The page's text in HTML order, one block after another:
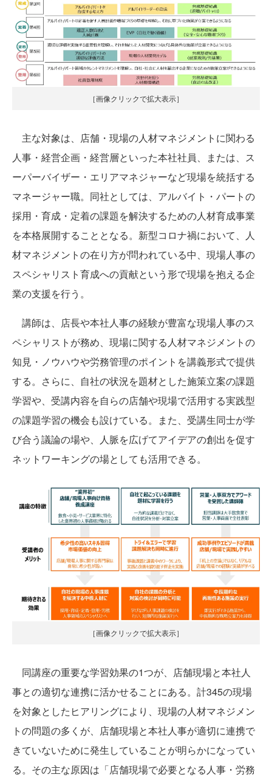
［画像クリックで拡大表示］
主な対象は、店舗・現場の人材マネジメントに関わる
人事・経営企画・経営層といった本社社員、または、ス
ーパーバイザー・エリアマネジャーなど現場を統括する
マネージャー職。同社としては、アルバイト・パートの
採用・育成・定着の課題を解決するための人材育成事業
を本格展開することとなる。新型コロナ禍において、人
材マネジメントの在り方が問われている中、現場人事の
スペシャリスト育成への貢献という形で現場を抱える企
業の支援を行う。
講師は、店長や本社人事の経験が豊富な現場人事のス
ペシャリストが務め、現場に関する人材マネジメントの
知見・ノウハウや労務管理のポイントを講義形式で提供
する。さらに、自社の状況を題材とした施策立案の課題
学習や、受講内容を自らの店舗や現場で活用する実践型
の課題学習の機会も設けている。また、受講生同士が学
び合う議論の場や、人脈を広げてアイデアの創出を促す
ネットワーキングの場としても活用できる。
［画像クリックで拡大表示］
同講座の重要な学習効果の1つが、店舗現場と本社人
事との適切な連携に活かせることにある。計345の現場
を対象としたヒアリングにより、現場の人材マネジメン
トの問題の多くが、店舗現場と本社人事が適切に連携で
きていないために発生していることが明らかになってい
る。その主な原因は「店舗現場で必要となる人事・労務